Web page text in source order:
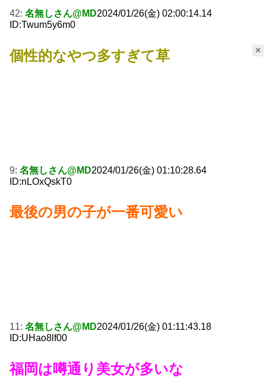
×
42: 名無しさん@MD2024/01/26(金) 02:00:14.14
ID:Twum5y6m0
個性的なやつ多すぎて草
9: 名無しさん@MD2024/01/26(金) 01:10:28.64
ID:nLOxQskT0
最後の男の子が一番可愛い
11: 名無しさん@MD2024/01/26(金) 01:11:43.18
ID:UHao8lf00
福岡は噂通り美女が多いな